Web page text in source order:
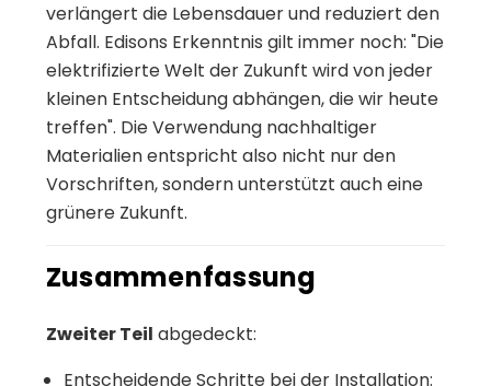
verlängert die Lebensdauer und reduziert den
Abfall. Edisons Erkenntnis gilt immer noch: "Die
elektrifizierte Welt der Zukunft wird von jeder
kleinen Entscheidung abhängen, die wir heute
treffen". Die Verwendung nachhaltiger
Materialien entspricht also nicht nur den
Vorschriften, sondern unterstützt auch eine
grünere Zukunft.
Zusammenfassung
Zweiter Teil abgedeckt:
Entscheidende Schritte bei der Installation: